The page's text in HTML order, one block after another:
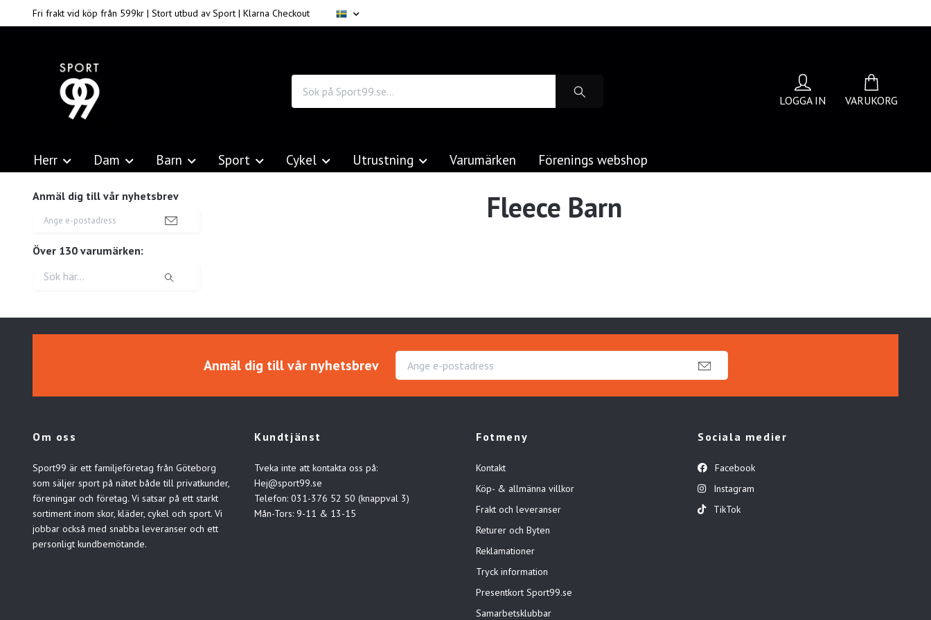
Fri frakt vid köp från 599kr | Stort utbud av Sport | Klarna Checkout
LOGGA IN VARUKORG
Herr Dam Barn Sport Cykel Utrustning Varumärken Förenings webshop
Anmäl dig till vår nyhetsbrev
Över 130 varumärken:
Fleece Barn
Anmäl dig till vår nyhetsbrev
Om oss
Sport99 är ett familjeföretag från Göteborg
som säljer sport på nätet både till privatkunder,
föreningar och företag. Vi satsar på ett starkt
sortiment inom skor, kläder, cykel och sport. Vi
jobbar också med snabba leveranser och ett
personligt kundbemötande.
Kundtjänst
Tveka inte att kontakta oss på:
Hej@sport99.se
Telefon: 031-376 52 50 (knappval 3)
Mån-Tors: 9-11 & 13-15
Fotmeny
Kontakt
Köp- & allmänna villkor
Frakt och leveranser
Returer och Byten
Reklamationer
Tryck information
Presentkort Sport99.se
Samarbetsklubbar
Sociala medier
Facebook
Instagram
TikTok